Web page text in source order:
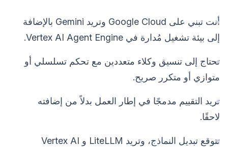
أنت تبني على Google Cloud وتريد Gemini بالإضافة
إلى بيئة تشغيل مُدارة في Vertex AI Agent Engine.
تحتاج إلى تنسيق وكلاء متعددين مع تحكم تسلسلي أو
متوازي أو متكرر صريح.
تريد التقييم مدمجًا في إطار العمل بدلاً من إضافته
لاحقًا.
تتوقع تبديل النماذج، وتريد LiteLLM و Vertex AI